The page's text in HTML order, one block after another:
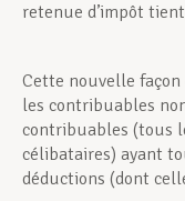
retenue d’impôt
Cette nouvelle
les contribuables
contribuables (tous
célibataires) ayant
déductions (dont